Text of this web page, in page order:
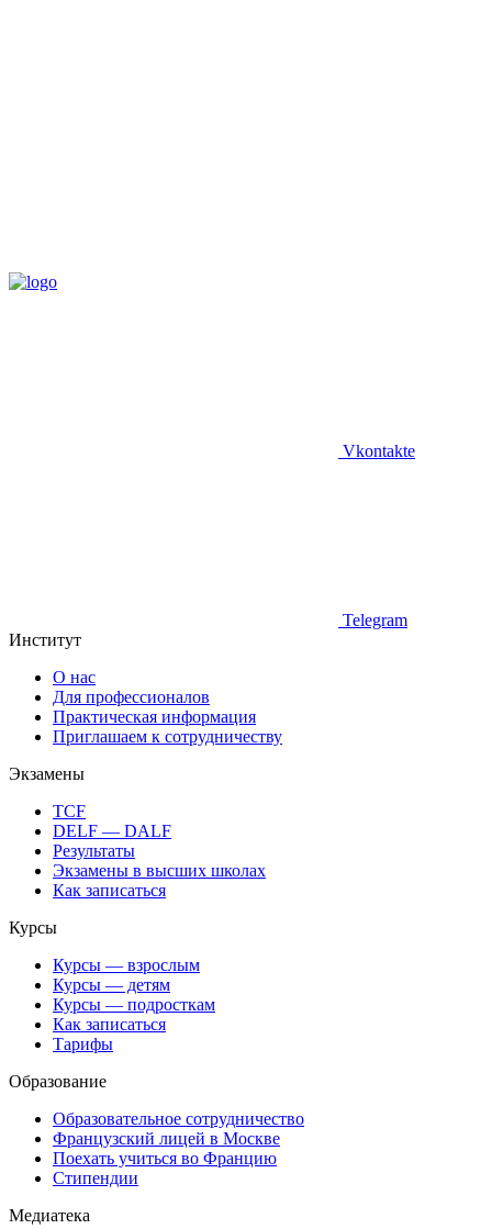
Vkontakte
Telegram
Институт
О нас
Для профессионалов
Практическая информация
Приглашаем к сотрудничеству
Экзамены
TCF
DELF — DALF
Результаты
Экзамены в высших школах
Как записаться
Курсы
Курсы — взрослым
Курсы — детям
Курсы — подросткам
Как записаться
Тарифы
Образование
Образовательное сотрудничество
Французский лицей в Москве
Поехать учиться во Францию
Стипендии
Медиатека